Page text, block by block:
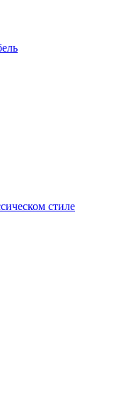
стиле